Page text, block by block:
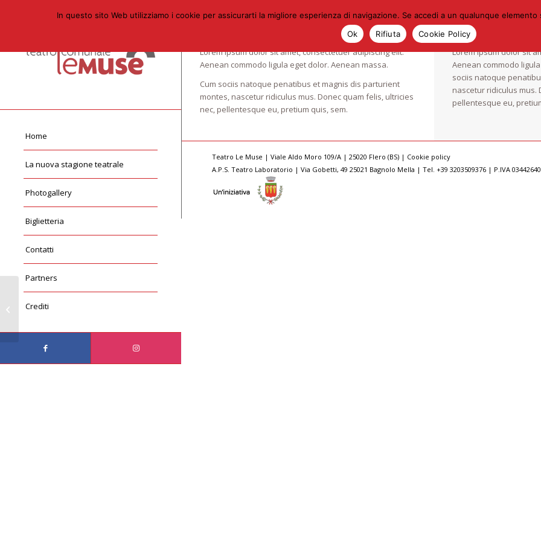
Home
La nuova stagione teatrale
Photogallery
Biglietteria
Contatti
Partners
Crediti
Highlands &Stuff
Lorem ipsum dolor sit amet, consectetuer adipiscing elit.
Aenean commodo ligula eget dolor. Aenean massa.
Cum sociis natoque penatibus et magnis dis parturient
montes, nascetur ridiculus mus. Donec quam felis, ultricies
nec, pellentesque eu, pretium quis, sem.
Project
Lorem ipsum dolor sit
Aenean commodo
sociis natoque
nascetur ridiculus mus.
pellentesque eu,
Teatro Le Muse | Viale Aldo Moro 109/A | 25020 Flero (BS) | Cookie policy
A.P.S. Teatro Laboratorio | Via Gobetti, 49 25021 Bagnolo Mella | Tel. +39 3203509376 | P.IVA
Marcus & Marias Wedding
In questo sito Web utilizziamo i cookie per assicurarti la migliore esperienza di navigazione. Se accedi a un qualunque
Ok
Rifiuta Cookie Policy